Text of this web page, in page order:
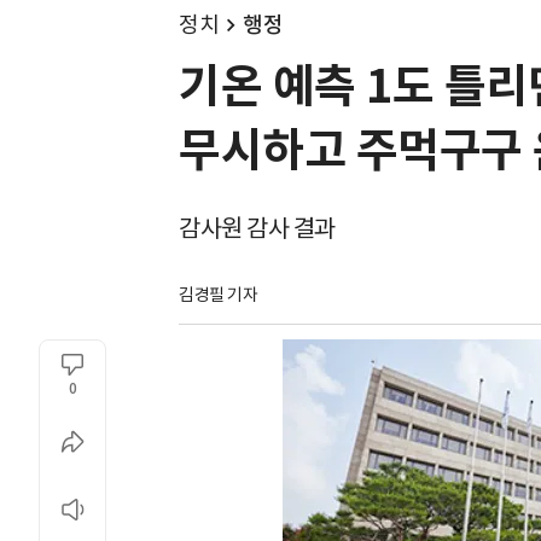
정치 행정
기온 예측 1도 틀
무시하고 주먹구구
감사원 감사 결과
김경필 기자
0